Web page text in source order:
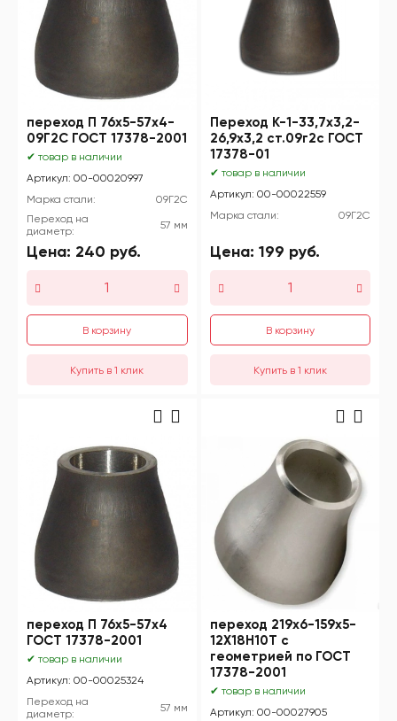
переход П 76х5-57х4-
09Г2С ГОСТ 17378-2001
✔ товар в наличии
Артикул: 00-00020997
Марка стали:
09Г2С
Переход на
диаметр:
57 мм
Цена: 240 руб.
В корзину
Переход К-1-33,7х3,2-
26,9х3,2 ст.09г2с ГОСТ
17378-01
✔ товар в наличии
Артикул: 00-00022559
Марка стали:
09Г2С
Цена: 199 руб.
В корзину
переход П 76х5-57х4
ГОСТ 17378-2001
✔ товар в наличии
Артикул: 00-00025324
Переход на
диаметр:
57 мм
переход 219х6-159х5-
12Х18Н10Т с
геометрией по ГОСТ
17378-2001
✔ товар в наличии
Артикул: 00-00027905